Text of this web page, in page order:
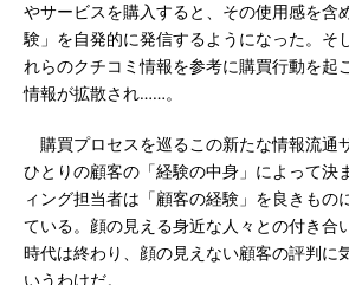
やサービスを購入すると、その使用感を含
験」を自発的に発信するようになった。そ
れらのクチコミ情報を参考に購買行動を起
情報が拡散され……。
購買プロセスを巡るこの新たな情報流通
ひとりの顧客の「経験の中身」によって決
ィング担当者は「顧客の経験」を良きもの
ている。顔の見える身近な人々との付き合
時代は終わり、顔の見えない顧客の評判に
いうわけだ。